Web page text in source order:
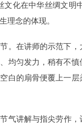
文化在中华丝绸文
理念的体现。
在讲师的示范下，
均匀发力，稍有不
白的扇骨便覆上一
讲解与指尖劳作，